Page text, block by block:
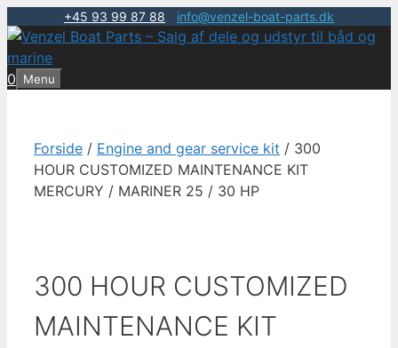
+45 93 99 87 88 info@venzel-boat-parts.dk
Hop
til
indhold
0 Menu
Forside / Engine and gear service kit / 300
HOUR CUSTOMIZED MAINTENANCE KIT
MERCURY / MARINER 25 / 30 HP
300 HOUR CUSTOMIZED
MAINTENANCE KIT